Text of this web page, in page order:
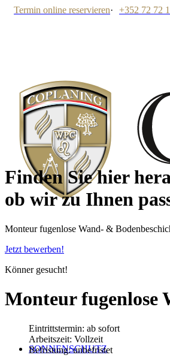
Termin online reservieren· +352 72 72
SONNENSCHUTZ
Finden Sie hier
ob wir zu Ihnen
Monteur fugenlose Wand- &
Jetzt bewerben!
Könner gesucht!
Monteur fugenlose
Eintrittstermin: ab sofort
Arbeitszeit: Vollzeit
Befristung: unbefristet